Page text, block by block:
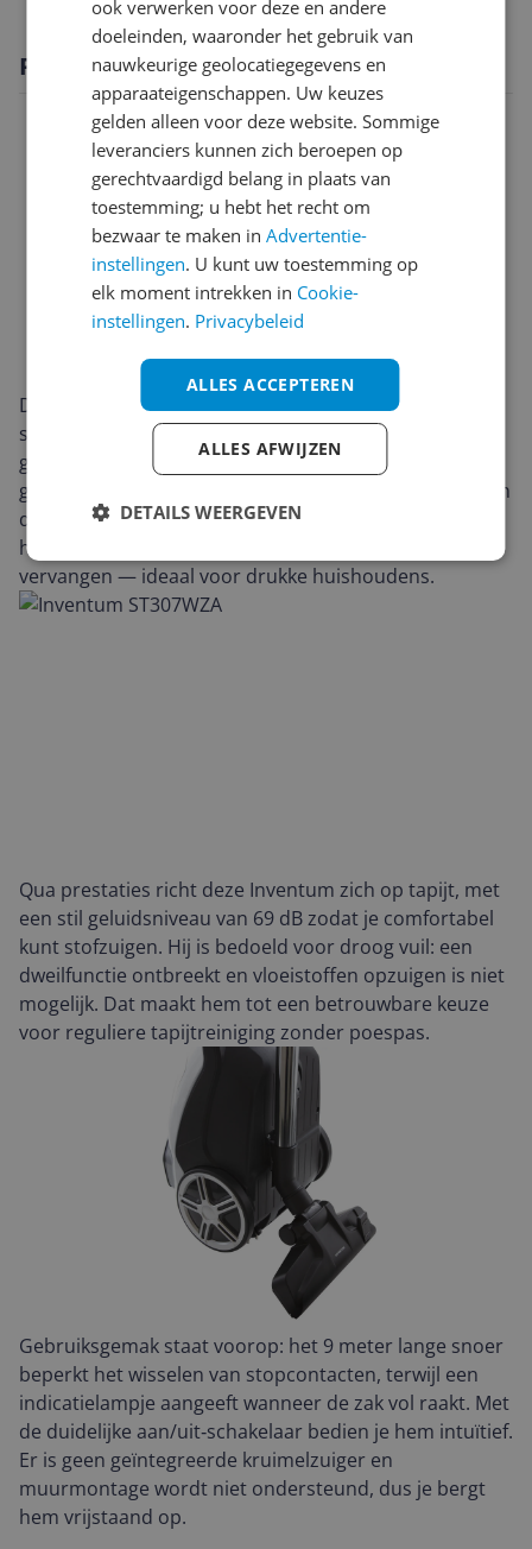
Productomschrijving
De Inventum ST307WZA is een klassieke
sledestofzuiger met zak, gebouwd voor dagelijks
gebruik. De stevige, compacte behuizing en het
gewicht van 6,5 kg maken hem makkelijk te verplaatsen
door het hele huis. Met een stofcapaciteit van 3 liter
hoef je de zak niet na elke schoonmaakbeurt te
vervangen — ideaal voor drukke huishoudens.
Qua prestaties richt deze Inventum zich op tapijt, met
een stil geluidsniveau van 69 dB zodat je comfortabel
kunt stofzuigen. Hij is bedoeld voor droog vuil: een
dweilfunctie ontbreekt en vloeistoffen opzuigen is niet
mogelijk. Dat maakt hem tot een betrouwbare keuze
voor reguliere tapijtreiniging zonder poespas.
Gebruiksgemak staat voorop: het 9 meter lange snoer
beperkt het wisselen van stopcontacten, terwijl een
indicatielampje aangeeft wanneer de zak vol raakt. Met
de duidelijke aan/uit‑schakelaar bedien je hem intuïtief.
Er is geen geïntegreerde kruimelzuiger en
muurmontage wordt niet ondersteund, dus je bergt
hem vrijstaand op.
ook verwerken voor deze en andere
doeleinden, waaronder het gebruik van
nauwkeurige geolocatiegegevens en
apparaateigenschappen. Uw keuzes
gelden alleen voor deze website. Sommige
leveranciers kunnen zich beroepen op
gerechtvaardigd belang in plaats van
toestemming; u hebt het recht om
bezwaar te maken inAdvertentie-
instellingen. U kunt uw toestemming op
elk moment intrekken in Cookie-
instellingen. Privacybeleid
ALLES ACCEPTEREN
ALLES AFWIJZEN
DETAILS WEERGEVEN